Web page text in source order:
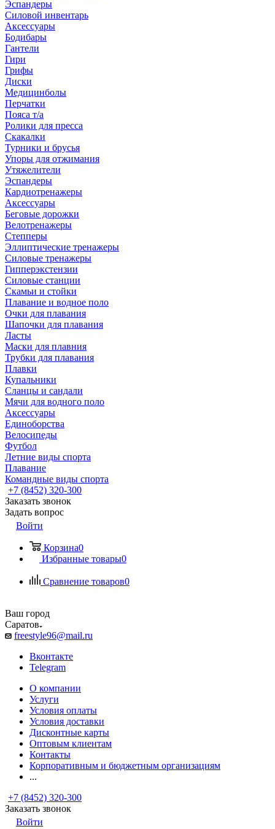
Эспандеры
Силовой инвентарь
Аксессуары
Бодибары
Гантели
Гири
Грифы
Диски
Медицинболы
Перчатки
Пояса т/а
Ролики для пресса
Скакалки
Турники и брусья
Упоры для отжимания
Утяжелители
Эспандеры
Кардиотренажеры
Аксессуары
Беговые дорожки
Велотренажеры
Степперы
Эллиптические тренажеры
Силовые тренажеры
Гипперэкстензии
Силовые станции
Скамьи и стойки
Плавание и водное поло
Очки для плавания
Шапочки для плавания
Ласты
Маски для плавния
Трубки для плавания
Плавки
Купальники
Сланцы и сандали
Мячи для водного поло
Аксессуары
Единоборства
Велосипеды
Футбол
Летние виды спорта
Плавание
Командные виды спорта
+7 (8452) 320-300
Заказать звонок
Задать вопрос
Войти
Корзина0
Избранные товары0
Сравнение товаров0
Ваш город
Саратов
freestyle96@mail.ru
Вконтакте
Telegram
О компании
Услуги
Условия оплаты
Условия доставки
Дисконтные карты
Оптовым клиентам
Контакты
Корпоративным и бюджетным организациям
...
+7 (8452) 320-300
Заказать звонок
Войти